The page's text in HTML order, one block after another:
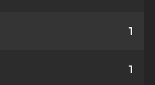
1
1